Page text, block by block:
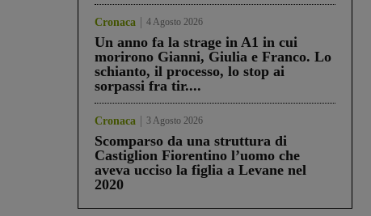
Cronaca 4 Agosto 2026
Un anno fa la strage in A1 in cui
morirono Gianni, Giulia e Franco. Lo
schianto, il processo, lo stop ai
sorpassi fra tir....
Cronaca 3 Agosto 2026
Scomparso da una struttura di
Castiglion Fiorentino l’uomo che
aveva ucciso la figlia a Levane nel
2020